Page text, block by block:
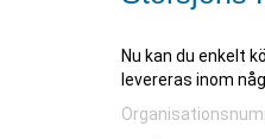
Nu kan du enkelt
levereras inom